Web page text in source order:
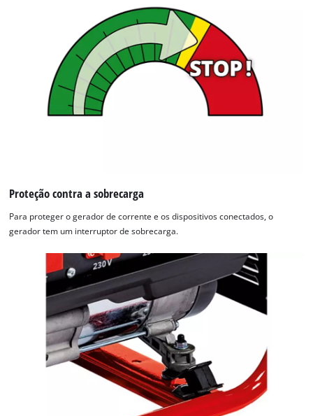
Precisamos do seu consentimento para
carregar o serviço Google Maps!
This content is not permitted to load due
to trackers that are not disclosed to the
visitor. The website owner needs to setup
the site with their CMP to add this content
to the list of technologies used.
Powered byUsercentrics Consent
Proteção contra a sobrecarga
Para proteger o gerador de corrente e os dispositivos conectados, o
gerador tem um interruptor de sobrecarga.